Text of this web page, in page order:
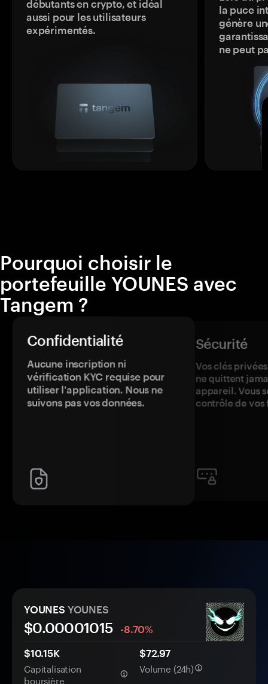
débutants en crypto, et idéal
aussi pour les utilisateurs
expérimentés.
la puce
génère
ne peut
Pourquoi choisir le
portefeuille YOUNES avec
Tangem ?
Confidentialité
Aucune inscription ni
vérification KYC requise pour
utiliser l'application. Nous ne
suivons pas vos données.
Sécurité
Vos clés
ne quittent
appareil. Vous
contrôle de vos
YOUNES YOUNES
$0.00001015
-8.70%
$10.15K
Capitalisation
boursière
$72.97
Volume (24h)